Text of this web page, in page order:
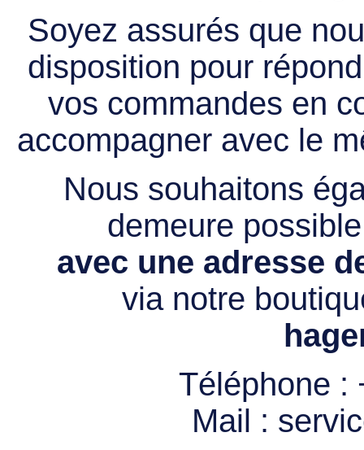
Soyez assurés que
disposition pour
vos commandes en
accompagner avec le
Nous souhaitons
demeure
avec une adresse
via notre
Téléphone :
Mail :